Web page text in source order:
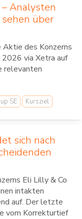
Analysten
über
des Konzerns
via Xetra auf
relevanten
SE Kursziel
sich nach
Eli Lilly & Co
intakten
auf. Der letzte
vom Korrekturtief